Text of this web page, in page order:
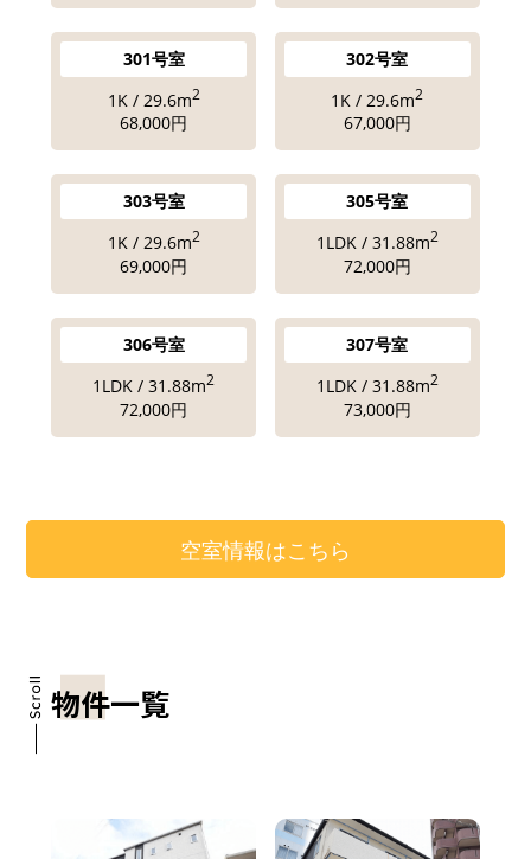
301号室
1K / 29.6m2
68,000円
302号室
1K / 29.6m2
67,000円
303号室
1K / 29.6m2
69,000円
305号室
1LDK / 31.88m2
72,000円
306号室
1LDK / 31.88m2
72,000円
307号室
1LDK / 31.88m2
73,000円
空室情報はこちら
物件一覧